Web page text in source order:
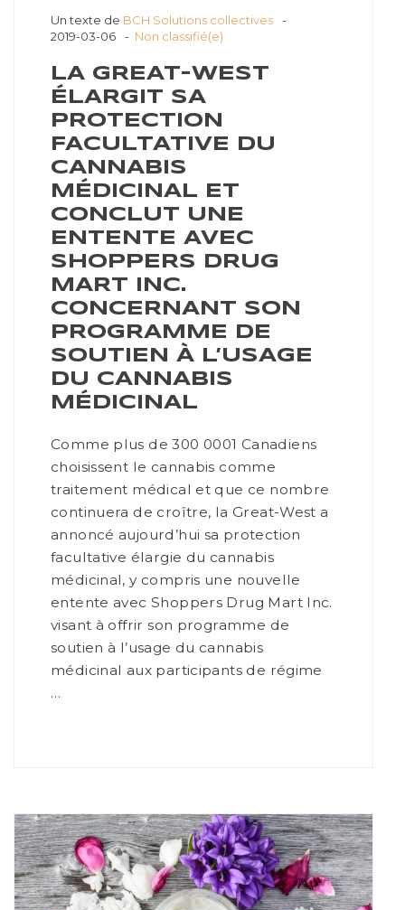
Un texte de BCH Solutions collectives
2019-03-06
Non classifié(e)
LA GREAT-WEST
ÉLARGIT SA
PROTECTION
FACULTATIVE DU
CANNABIS
MÉDICINAL ET
CONCLUT UNE
ENTENTE AVEC
SHOPPERS DRUG
MART INC.
CONCERNANT SON
PROGRAMME DE
SOUTIEN À L’USAGE
DU CANNABIS
MÉDICINAL
Comme plus de 300 0001 Canadiens
choisissent le cannabis comme
traitement médical et que ce nombre
continuera de croître, la Great-West a
annoncé aujourd’hui sa protection
facultative élargie du cannabis
médicinal, y compris une nouvelle
entente avec Shoppers Drug Mart Inc.
visant à offrir son programme de
soutien à l’usage du cannabis
médicinal aux participants de régime
…